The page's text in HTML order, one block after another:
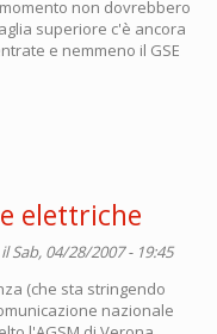
non dovrebbero
superiore c'è ancora
e nemmeno il GSE
elettriche
il Sab, 04/28/2007 - 19:45
(che sta stringendo
nazionale